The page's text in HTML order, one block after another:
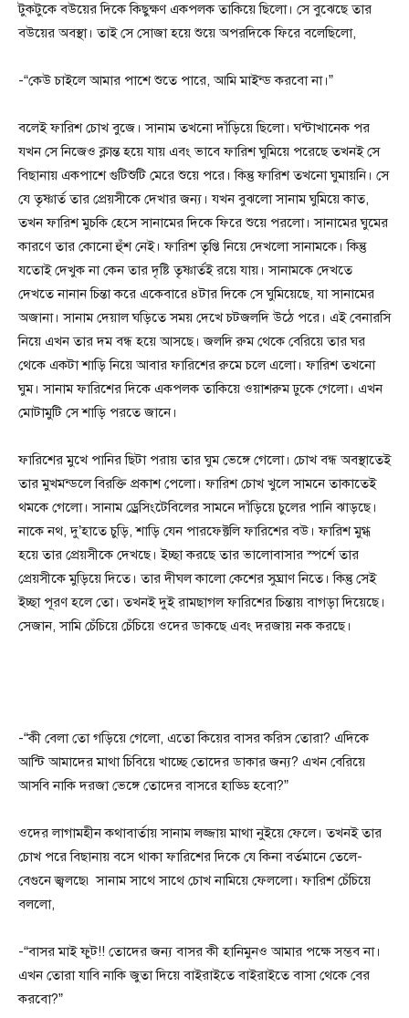
টুকটুকে বউয়ের দিকে কিছুক্ষণ একপলক তাকিয়ে ছিলো। সে বুঝেছে তার
বউয়ের অবস্থা। তাই সে সোজা হয়ে শুয়ে অপরদিকে ফিরে বলেছিলো,
-“কেউ চাইলে আমার পাশে শুতে পারে, আমি মাইন্ড করবো না।”
বলেই ফারিশ চোখ বুজে। সানাম তখনো দাঁড়িয়ে ছিলো। ঘন্টাখানেক পর
যখন সে নিজেও ক্লান্ত হয়ে যায় এবং ভাবে ফারিশ ঘুমিয়ে পরেছে তখনই সে
বিছানায় একপাশে গুটিশুটি মেরে শুয়ে পরে। কিন্তু ফারিশ তখনো ঘুমায়নি। সে
যে তৃষ্ণার্ত তার প্রেয়সীকে দেখার জন্য। যখন বুঝলো সানাম ঘুমিয়ে কাত,
তখন ফারিশ মুচকি হেসে সানামের দিকে ফিরে শুয়ে পরলো। সানামের ঘুমের
কারণে তার কোনো হুঁশ নেই। ফারিশ তৃপ্তি নিয়ে দেখলো সানামকে। কিন্তু
যতোই দেখুক না কেন তার দৃষ্টি তৃষ্ণার্তই রয়ে যায়। সানামকে দেখতে
দেখতে নানান চিন্তা করে একেবারে ৪টার দিকে সে ঘুমিয়েছে, যা সানামের
অজানা। সানাম দেয়াল ঘড়িতে সময় দেখে চটজলদি উঠে পরে। এই বেনারসি
নিয়ে এখন তার দম বন্ধ হয়ে আসছে। জলদি রুম থেকে বেরিয়ে তার ঘর
থেকে একটা শাড়ি নিয়ে আবার ফারিশের রুমে চলে এলো। ফারিশ তখনো
ঘুম। সানাম ফারিশের দিকে একপলক তাকিয়ে ওয়াশরুম ঢুকে গেলো। এখন
মোটামুটি সে শাড়ি পরতে জানে।
ফারিশের মুখে পানির ছিটা পরায় তার ঘুম ভেঙ্গে গেলো। চোখ বন্ধ অবস্থাতেই
তার মুখমন্ডলে বিরক্তি প্রকাশ পেলো। ফারিশ চোখ খুলে সামনে তাকাতেই
থমকে গেলো। সানাম ড্রেসিংটেবিলের সামনে দাঁড়িয়ে চুলের পানি ঝাড়ছে।
নাকে নথ, দু’হাতে চুড়ি, শাড়ি যেন পারফেক্টলি ফারিশের বউ। ফারিশ মুগ্ধ
হয়ে তার প্রেয়সীকে দেখছে। ইচ্ছা করছে তার ভালোবাসার স্পর্শে তার
প্রেয়সীকে মুড়িয়ে দিতে। তার দীঘল কালো কেশের সুঘ্রাণ নিতে। কিন্তু সেই
ইচ্ছা পূরণ হলে তো। তখনই দুই রামছাগল ফারিশের চিন্তায় বাগড়া দিয়েছে।
সেজান, সামি চেঁচিয়ে চেঁচিয়ে ওদের ডাকছে এবং দরজায় নক করছে।
-“কী বেলা তো গড়িয়ে গেলো, এতো কিয়ের বাসর করিস তোরা? এদিকে
আন্টি আমাদের মাথা চিবিয়ে খাচ্ছে তোদের ডাকার জন্য? এখন বেরিয়ে
আসবি নাকি দরজা ভেঙ্গে তোদের বাসরে হাড্ডি হবো?”
ওদের লাগামহীন কথাবার্তায় সানাম লজ্জায় মাথা নুইয়ে ফেলে। তখনই তার
চোখ পরে বিছানায় বসে থাকা ফারিশের দিকে যে কিনা বর্তমানে তেলে-
বেগুনে জ্বলছে৷ সানাম সাথে সাথে চোখ নামিয়ে ফেললো। ফারিশ চেঁচিয়ে
বললো,
-“বাসর মাই ফুট!! তোদের জন্য বাসর কী হানিমুনও আমার পক্ষে সম্ভব না।
এখন তোরা যাবি নাকি জুতা দিয়ে বাইরাইতে বাইরাইতে বাসা থেকে বের
করবো?”